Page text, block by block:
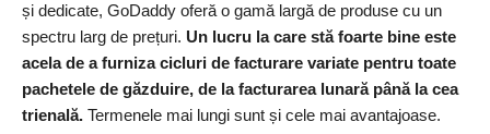
și dedicate, GoDaddy oferă o gamă largă de produse cu un
spectru larg de prețuri. Un lucru la care stă foarte bine este
acela de a furniza cicluri de facturare variate pentru toate
pachetele de găzduire, de la facturarea lunară până la cea
trienală. Termenele mai lungi sunt și cele mai avantajoase.